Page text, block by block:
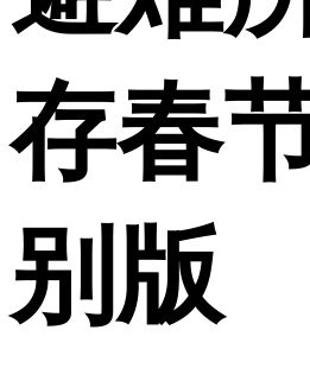
存春
别版